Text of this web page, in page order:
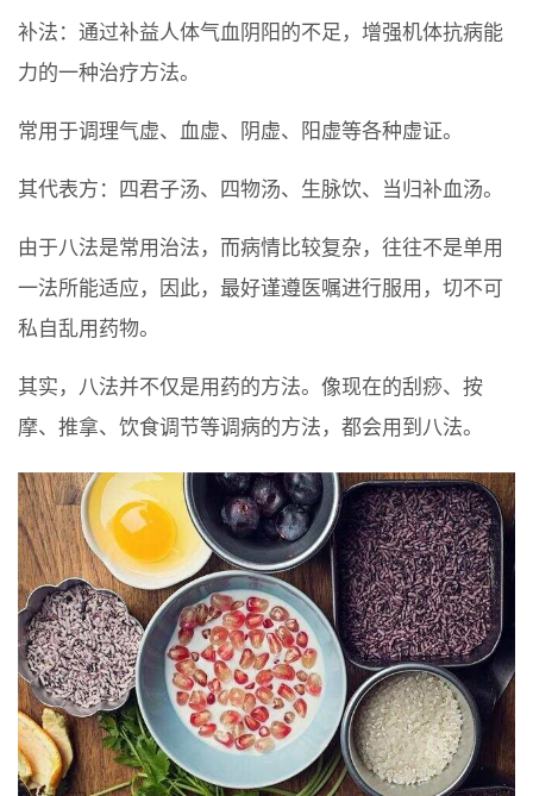
补法：通过补益人体气血阴阳的不足，增强机体抗病能
力的一种治疗方法。
常用于调理气虚、血虚、阴虚、阳虚等各种虚证。
其代表方：四君子汤、四物汤、生脉饮、当归补血汤。
由于八法是常用治法，而病情比较复杂，往往不是单用
一法所能适应，因此，最好谨遵医嘱进行服用，切不可
私自乱用药物。
其实，八法并不仅是用药的方法。像现在的刮痧、按
摩、推拿、饮食调节等调病的方法，都会用到八法。